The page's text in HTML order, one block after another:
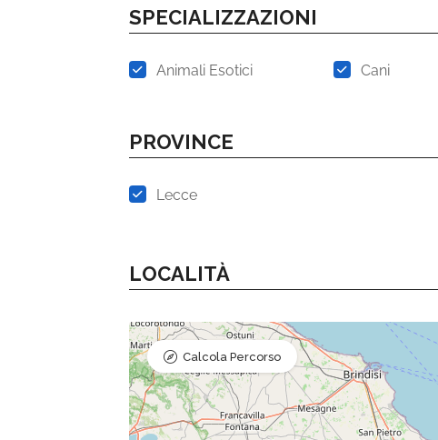
SPECIALIZZAZIONI
Animali Esotici Cani
PROVINCE
Lecce
LOCALITÀ
Calcola Percorso